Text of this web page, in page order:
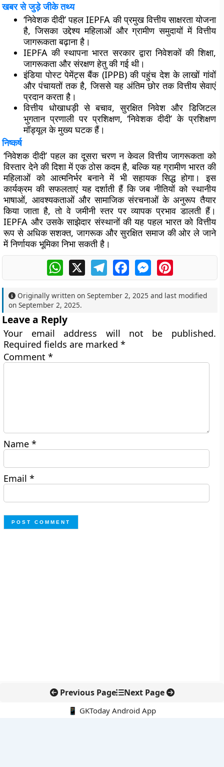
खबर से जुड़े जीके तथ्य
‘निवेशक दीदी’ पहल IEPFA की प्रमुख वित्तीय साक्षरता योजना
है, जिसका उद्देश्य महिलाओं और ग्रामीण समुदायों में वित्तीय
जागरूकता बढ़ाना है।
IEPFA की स्थापना भारत सरकार द्वारा निवेशकों की शिक्षा,
जागरूकता और संरक्षण हेतु की गई थी।
इंडिया पोस्ट पेमेंट्स बैंक (IPPB) की पहुंच देश के लाखों गांवों
और पंचायतों तक है, जिससे यह अंतिम छोर तक वित्तीय सेवाएं
प्रदान करता है।
वित्तीय धोखाधड़ी से बचाव, सुरक्षित निवेश और डिजिटल
भुगतान प्रणाली पर प्रशिक्षण, ‘निवेशक दीदी’ के प्रशिक्षण
मॉड्यूल के मुख्य घटक हैं।
निष्कर्ष
‘निवेशक दीदी’ पहल का दूसरा चरण न केवल वित्तीय जागरूकता को
विस्तार देने की दिशा में एक ठोस कदम है, बल्कि यह ग्रामीण भारत की
महिलाओं को आत्मनिर्भर बनाने में भी सहायक सिद्ध होगा। इस
कार्यक्रम की सफलताएं यह दर्शाती हैं कि जब नीतियों को स्थानीय
भाषाओं, आवश्यकताओं और सामाजिक संरचनाओं के अनुरूप तैयार
किया जाता है, तो वे जमीनी स्तर पर व्यापक प्रभाव डालती हैं।
IEPFA और उसके साझेदार संस्थानों की यह पहल भारत को वित्तीय
रूप से अधिक सशक्त, जागरूक और सुरक्षित समाज की ओर ले जाने
में निर्णायक भूमिका निभा सकती है।
WhatsApp
X TelegramFacebookMessengerPinterest
Originally written onSeptember 2, 2025 and last modified
onSeptember 2, 2025.
Leave a Reply
Your email address will not be published.
Required fields are marked*
Comment*
Name*
Email*
Previous Page Next Page
📱 GKToday Android App